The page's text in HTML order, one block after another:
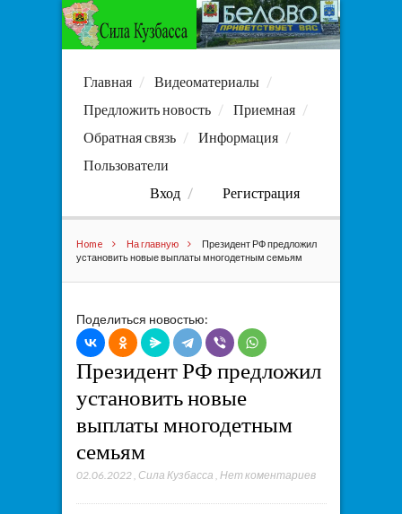
Главная
Видеоматериалы
Предложить новость
Приемная
Обратная связь
Информация
Пользователи
Вход
Регистрация
Home На главную
Президент РФ предложил
установить новые выплаты многодетным семьям
Поделиться новостью:
Президент РФ предложил
установить новые
выплаты многодетным
семьям
02.06.2022, Сила Кузбасса Нет коментариев